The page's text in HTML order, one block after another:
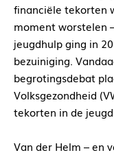
financiële tekorten
moment worstelen
jeugdhulp ging in
bezuiniging.
begrotingsdebat
Volksgezondheid
tekorten in de
Van der Helm – en